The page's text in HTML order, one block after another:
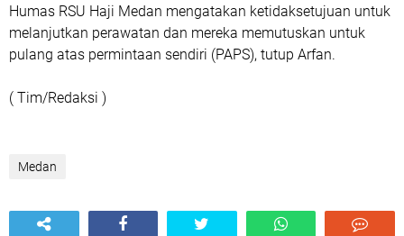
Humas RSU Haji Medan mengatakan ketidaksetujuan untuk
melanjutkan perawatan dan mereka memutuskan untuk
pulang atas permintaan sendiri (PAPS), tutup Arfan.
( Tim/Redaksi )
Medan